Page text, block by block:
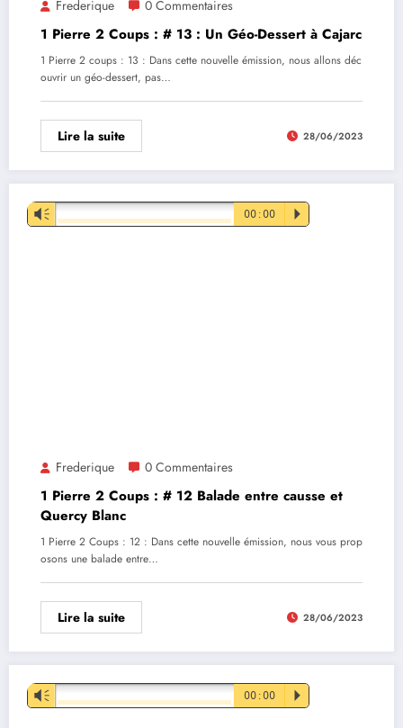
Frederique 0 Commentaires
1 Pierre 2 Coups : # 13 : Un Géo-Dessert à Cajarc
1 Pierre 2 coups : 13 : Dans cette nouvelle émission, nous allons déc
ouvrir un géo-dessert, pas…
Lire la suite 28/06/2023
Lecteur
audio
Vm 00:00 P
Frederique 0 Commentaires
1 Pierre 2 Coups : # 12 Balade entre causse et
Quercy Blanc
1 Pierre 2 Coups : 12 : Dans cette nouvelle émission, nous vous prop
osons une balade entre…
Lire la suite 28/06/2023
Lecteur
audio
Vm 00:00 P